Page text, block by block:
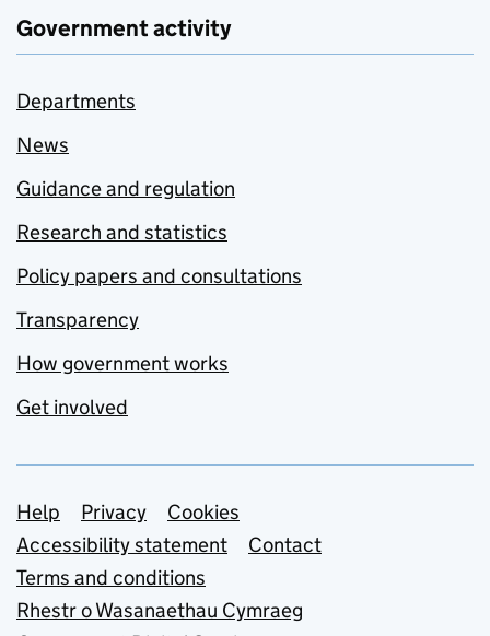
Government activity
Departments
News
Guidance and regulation
Research and statistics
Policy papers and consultations
Transparency
How government works
Get involved
Support links
Help Privacy
Cookies
Accessibility statement
Contact
Terms and conditions
Rhestr o Wasanaethau Cymraeg